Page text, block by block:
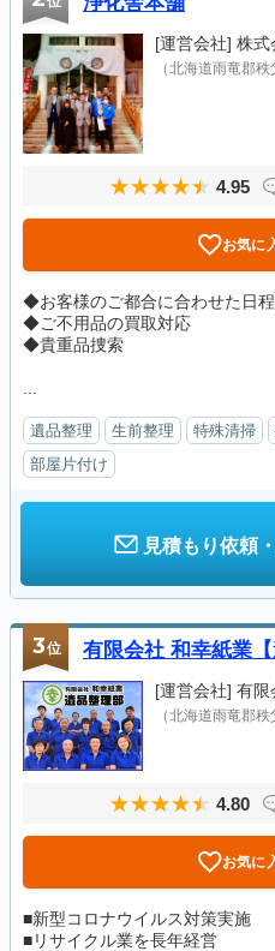
[運営会社] 株式
（北海道雨竜郡
4.95
お気に
◆お客様のご都合に合わせた日
◆ご不用品の買取対応
◆貴重品捜索
遺品整理 生前整理 特殊清掃
部屋片付け
見積もり依頼
3位 有限会社 和幸紙業【
[運営会社] 有限
（北海道雨竜郡
4.80
お気に
■新型コロナウイルス対策実施
■リサイクル業を長年経営